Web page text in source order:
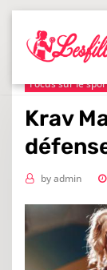
Skip
content
Focus sur le
Krav
byadmin